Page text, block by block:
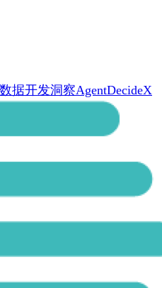
数据开发洞察AgentDecideX